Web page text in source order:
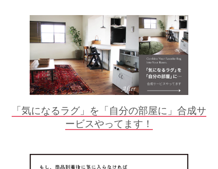
「気になるラグ」を「自分の部屋に」合成サ
ービスやってます！